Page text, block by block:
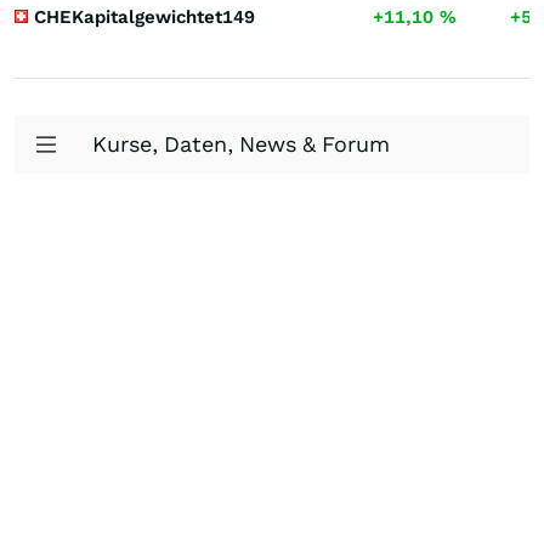
CHEKapitalgewichtet149 +11,10 %
Kurse, Daten, News & Forum